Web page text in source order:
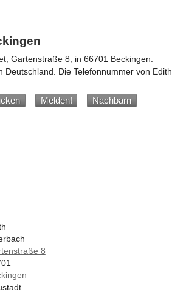
Gartenstraße 8 , in 66701 Beckingen
Deutschland
Die Telefonnummer von Edith
Melden!
Nachbarn
8